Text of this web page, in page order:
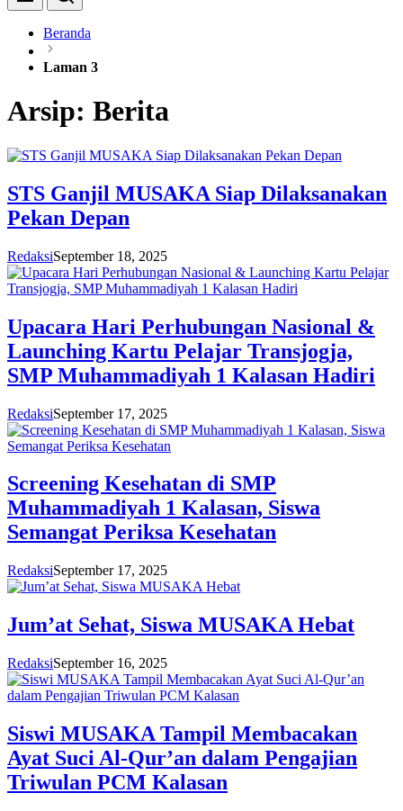
Beranda
Laman 3
Arsip: Berita
STS Ganjil MUSAKA Siap Dilaksanakan
Pekan Depan
RedaksiSeptember 18, 2025
Upacara Hari Perhubungan Nasional &
Launching Kartu Pelajar Transjogja,
SMP Muhammadiyah 1 Kalasan Hadiri
RedaksiSeptember 17, 2025
Screening Kesehatan di SMP
Muhammadiyah 1 Kalasan, Siswa
Semangat Periksa Kesehatan
RedaksiSeptember 17, 2025
Jum’at Sehat, Siswa MUSAKA Hebat
RedaksiSeptember 16, 2025
Siswi MUSAKA Tampil Membacakan
Ayat Suci Al-Qur’an dalam Pengajian
Triwulan PCM Kalasan